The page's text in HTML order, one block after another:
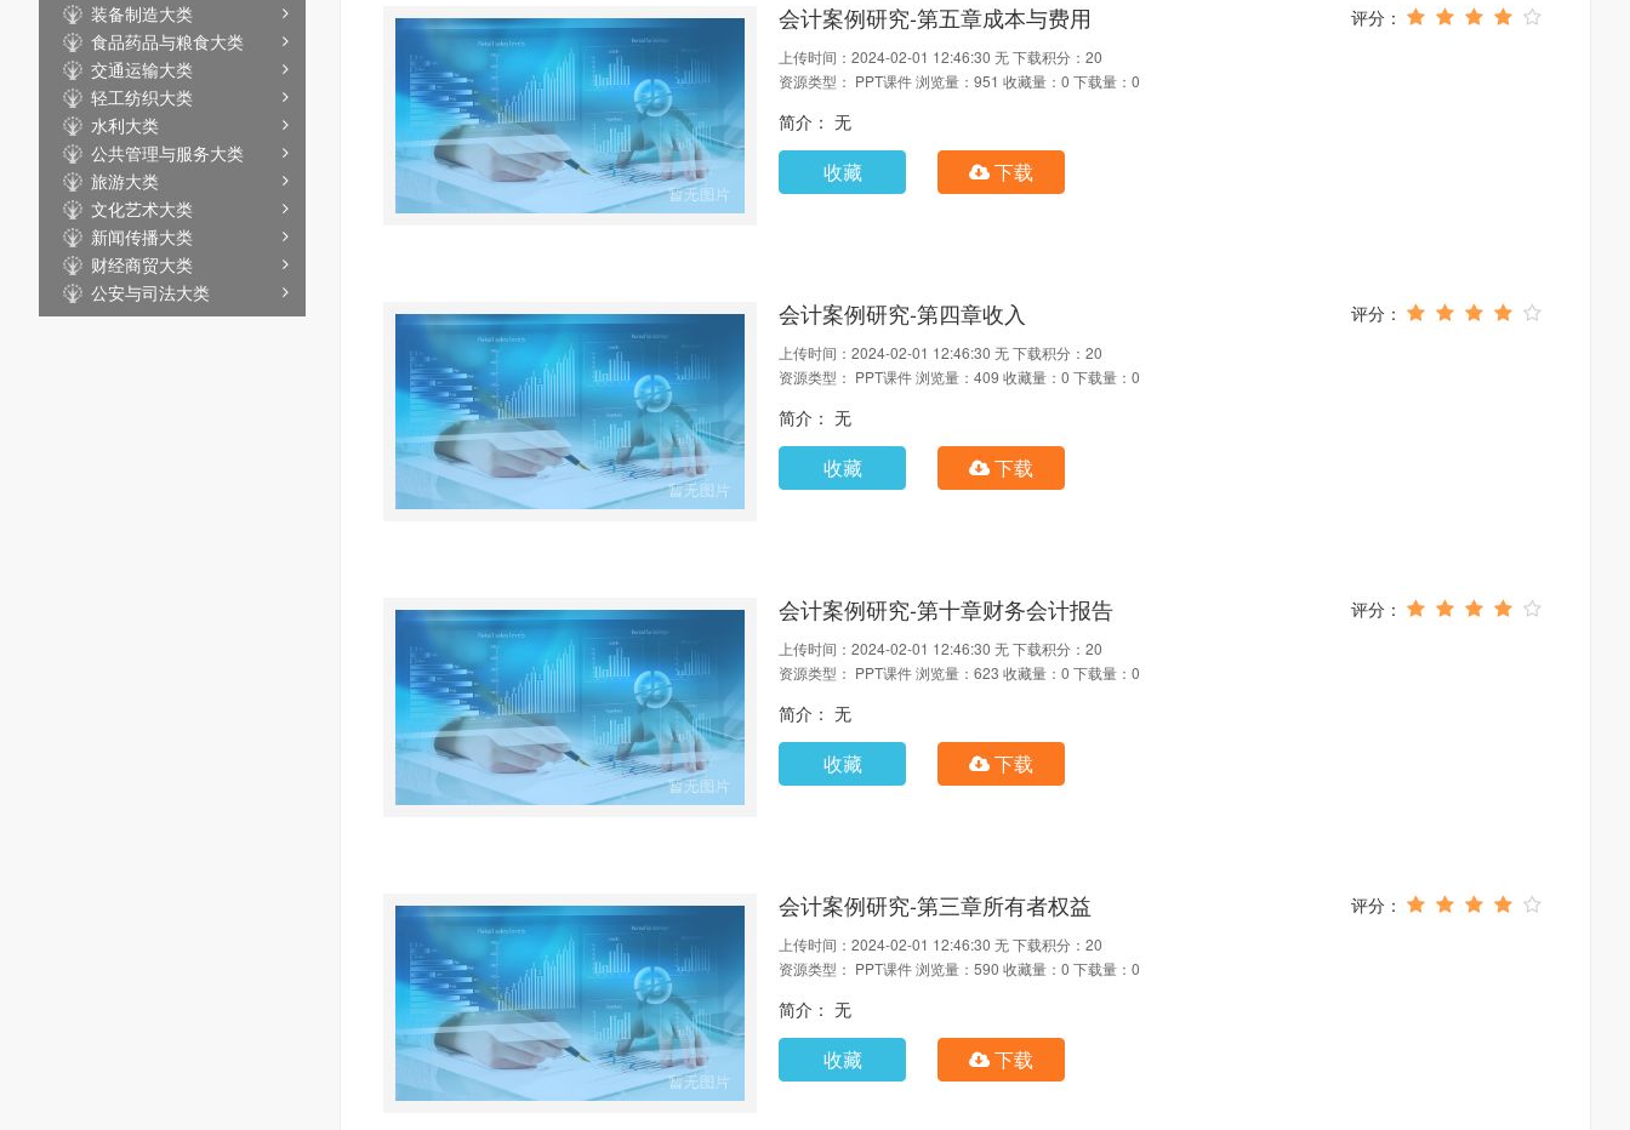
装备制造大类
食品药品与粮食大类
交通运输大类
轻工纺织大类
水利大类
公共管理与服务大类
旅游大类
文化艺术大类
新闻传播大类
财经商贸大类
公安与司法大类
会计案例研究-第五章成本与费用
上传时间：2024-02-01 12:46:30 无下载积分：20
资源类型： PPT课件浏览量：951 收藏量：0 下载量：0
简介： 无
收藏 下载
会计案例研究-第四章收入
上传时间：2024-02-01 12:46:30 无下载积分：20
资源类型： PPT课件浏览量：409 收藏量：0 下载量：0
简介： 无
收藏 下载
会计案例研究-第十章财务会计报告
上传时间：2024-02-01 12:46:30 无下载积分：20
资源类型： PPT课件浏览量：623 收藏量：0 下载量：0
简介： 无
收藏 下载
会计案例研究-第三章所有者权益
上传时间：2024-02-01 12:46:30 无下载积分：20
资源类型： PPT课件浏览量：590 收藏量：0 下载量：0
简介： 无
收藏 下载